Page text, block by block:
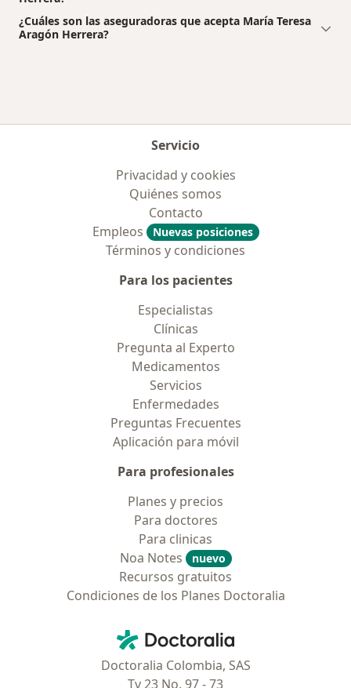
¿Cuáles son las aseguradoras que acepta María Teresa
Aragón Herrera?
Servicio
Privacidad y cookies
Quiénes somos
Contacto
Empleos
Nuevas posiciones
Términos y condiciones
Para los pacientes
Especialistas
Clínicas
Pregunta al Experto
Medicamentos
Servicios
Enfermedades
Preguntas Frecuentes
Aplicación para móvil
Para profesionales
Planes y precios
Para doctores
Para clinicas
Noa Notes
nuevo
Recursos gratuitos
Condiciones de los Planes Doctoralia
Doctoralia - Página de inicio
Doctoralia Colombia, SAS
Tv 23 No. 97 - 73